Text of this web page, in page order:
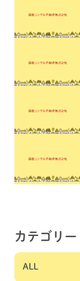
カテゴリー